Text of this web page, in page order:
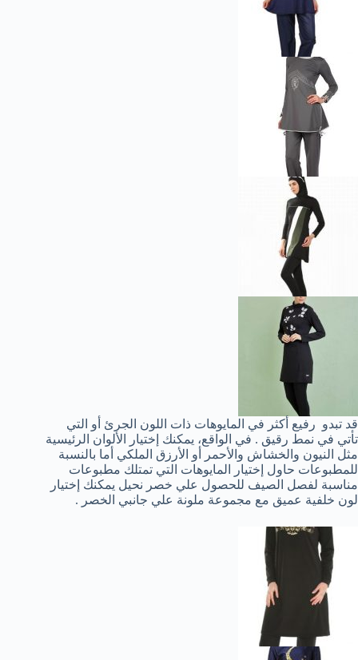
قد تبدو رفيع أكثر في المايوهات ذات اللون الجرئ أو التي
تأتي في نمط رقيق . في الواقع، يمكنك إختيار الألوان الرئيسية
مثل النيون والخشاش والأحمر أو الأرزق الملكي أما بالنسبة
للمطبوعات حاول إختيار المايوهات التي تمتلك مطبوعات
مناسبة لفصل الصيف للحصول علي خصر نحيل يمكنك إختيار
لون خلفية عميق مع مجموعة ملونة علي جانبي الخصر .